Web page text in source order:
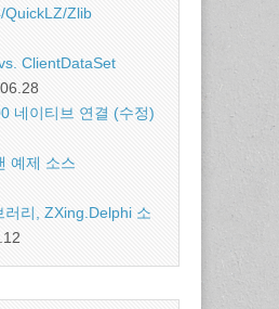
QuickLZ/Zlib
ClientDataSet
네이티브 연결 (수정)
예제 소스
리, ZXing.Delphi 소